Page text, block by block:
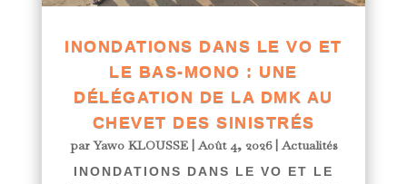
INONDATIONS DANS LE VO ET
LE BAS-MONO : UNE
DÉLÉGATION DE LA DMK AU
CHEVET DES SINISTRÉS
parYawo KLOUSSE|Août 4, 2026|Actualités
INONDATIONS DANS LE VO ET LE